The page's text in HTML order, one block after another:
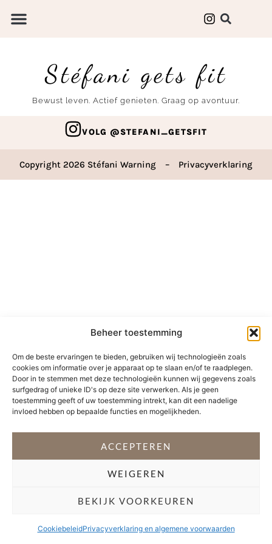
Beheer toestemming
Om de beste ervaringen te bieden, gebruiken wij technologieën zoals
cookies om informatie over je apparaat op te slaan en/of te raadplegen.
Door in te stemmen met deze technologieën kunnen wij gegevens zoals
surfgedrag of unieke ID's op deze site verwerken. Als je geen
toestemming geeft of uw toestemming intrekt, kan dit een nadelige
invloed hebben op bepaalde functies en mogelijkheden.
ACCEPTEREN
WEIGEREN
BEKIJK VOORKEUREN
CookiebeleidPrivacyverklaring en algemene voorwaarden
Stéfani gets fit
Bewust leven. Actief genieten. Graag op avontuur.
VOLG @STEFANI_GETSFIT
Copyright 2026 Stéfani Warning – Privacyverklaring